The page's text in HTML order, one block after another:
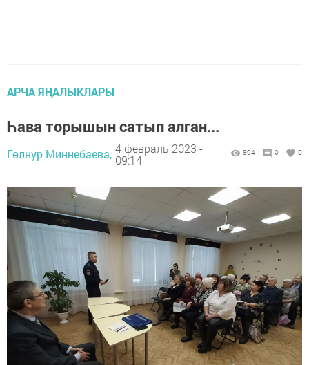
АРЧА ЯҢАЛЫКЛАРЫ
Һава торышын сатып алган...
Гөлнур Миннебаева, 4 февраль 2023 -
09:14
894 0 0